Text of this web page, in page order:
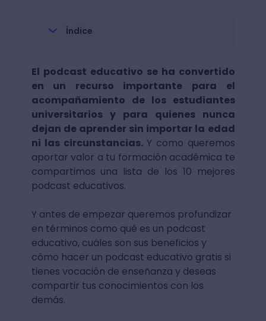
Índice
El podcast educativo se ha convertido
en un recurso importante para el
acompañamiento de los estudiantes
universitarios y para quienes nunca
dejan de aprender sin importar la edad
ni las circunstancias. Y como queremos
aportar valor a tu formación académica te
compartimos una lista de los 10 mejores
podcast educativos.
Y antes de empezar queremos profundizar
en términos como qué es un podcast
educativo, cuáles son sus beneficios y
cómo hacer un podcast educativo gratis si
tienes vocación de enseñanza y deseas
compartir tus conocimientos con los
demás.